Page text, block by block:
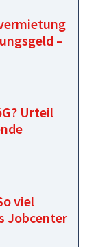
–
Urteil
viel
Jobcenter